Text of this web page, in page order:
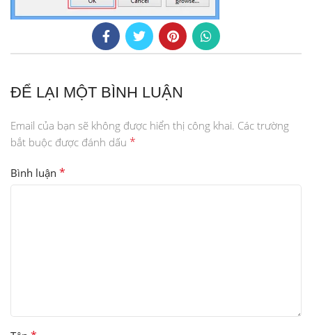
ĐỂ LẠI MỘT BÌNH LUẬN
Email của bạn sẽ không được hiển thị công khai. Các trường
bắt buộc được đánh dấu *
Bình luận *